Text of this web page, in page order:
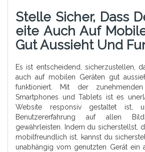
Stelle Sicher, Dass
Eite Auch Auf
Gut Aussieht Und
Es ist entscheidend, sicherzustellen,
auch auf mobilen Geräten gut
funktioniert. Mit der
Smartphones und Tablets ist es
Website responsiv gestaltet ist,
Benutzererfahrung auf allen
gewährleisten. Indem du sicherstellst,
mobilfreundlich ist, kannst du
unabhängig vom genutzten Gerät ein